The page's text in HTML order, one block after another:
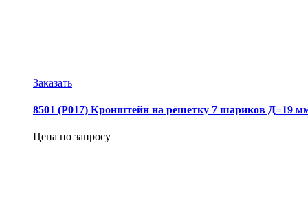
Заказать
8501 (Р017) Кронштейн на решетку 7 шариков Д=19
Цена по запросу